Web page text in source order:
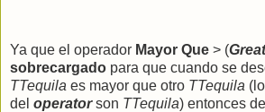
Ya que el operador Mayor Que > (
sobrecargado para que cuando se
TTequila es mayor que otro TTequila
del operatorson TTequila) entonces